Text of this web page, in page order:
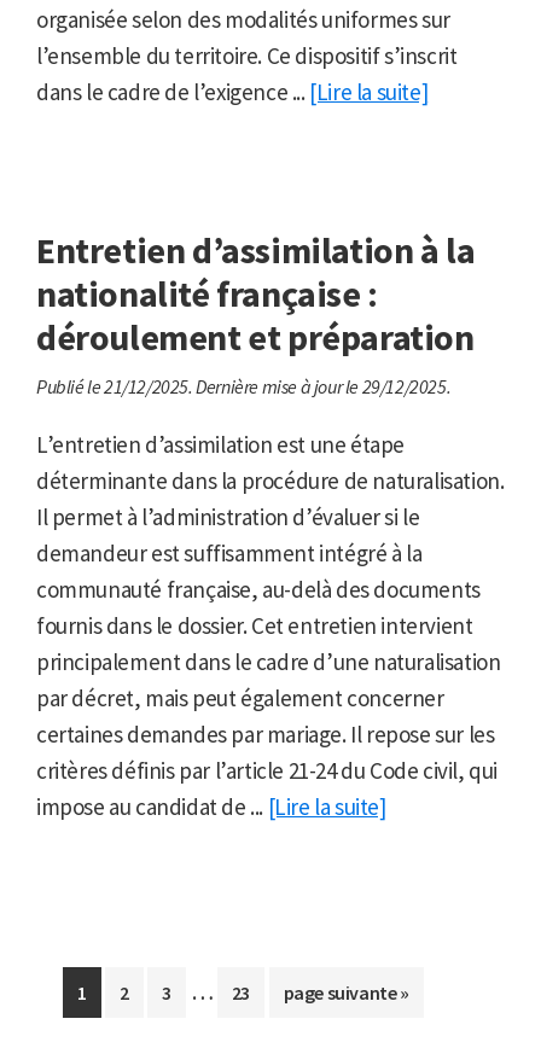
organisée selon des modalités uniformes sur
l’ensemble du territoire. Ce dispositif s’inscrit
dans le cadre de l’exigence ... [Lire la suite]
Entretien d’assimilation à la
nationalité française :
déroulement et préparation
Publié le 21/12/2025. Dernière mise à jour le 29/12/2025.
L’entretien d’assimilation est une étape
déterminante dans la procédure de naturalisation.
Il permet à l’administration d’évaluer si le
demandeur est suffisamment intégré à la
communauté française, au-delà des documents
fournis dans le dossier. Cet entretien intervient
principalement dans le cadre d’une naturalisation
par décret, mais peut également concerner
certaines demandes par mariage. Il repose sur les
critères définis par l’article 21-24 du Code civil, qui
impose au candidat de ... [Lire la suite]
Aller
à
1
Aller
2
Aller
3
Pages
…
Aller
23
Aller
page suivante »